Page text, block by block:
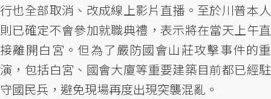
行也全部取消、改成線上影片直播。至於川普本人
則已確定不會參加就職典禮，表示將在當天上午直
接離開白宮。但為了嚴防國會山莊攻擊事件的重
演，包括白宮、國會大廈等重要建築目前都已經駐
守國民兵，避免現場再度出現突襲混亂。